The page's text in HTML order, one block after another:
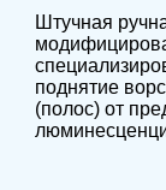
Штучная
поднятие
(полос) от